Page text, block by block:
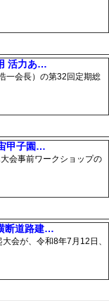
活力あ…
一会長）の第32回定期総
甲子園…
会事前ワークショップの
断道路建…
会が、令和8年7月12日、